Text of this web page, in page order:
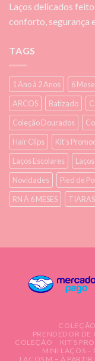
Laços delicados
conforto, segurança
TAGS
1 Ano à 2 Anos 6
ARCOS
Batizado
Coleção Dourados
Hair Clips
Kit's
Laços Escolares
Novidades
Pied de
RN À 6 MESES
TIARAS
PRENDEDOR DE
COLEÇÃO
KIT’S
MINI LAÇOS –
LAÇOS M – À